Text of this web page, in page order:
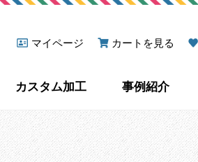
マイページ
カートを見る
カスタム加工 事例紹介